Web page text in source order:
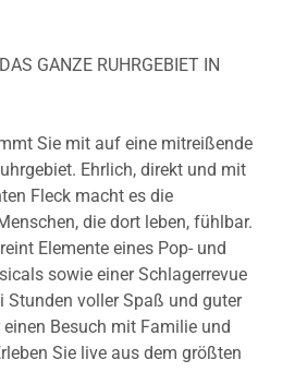
GANZE RUHRGEBIET IN
Sie mit auf eine mitreißende
Ehrlich, direkt und mit
Fleck macht es die
die dort leben, fühlbar.
Elemente eines Pop- und
sowie einer Schlagerrevue
Stunden voller Spaß und guter
Besuch mit Familie und
Sie live aus dem größten